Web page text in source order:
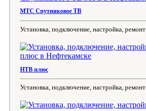
МТС Спутниковое ТВ
Установка, подключение, настройка, ремонт
НТВ плюс
Установка, подключение, настройка, ремонт